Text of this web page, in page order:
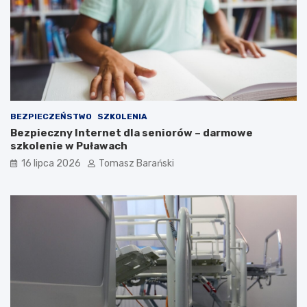
k
ł
c
z
n
c
iBEZPIECZEŃSTWO SZKOLENIA
Bezpieczny Internet dla seniorów – darmowe
szkolenie w Puławach
16 lipca 2026 Tomasz Barański